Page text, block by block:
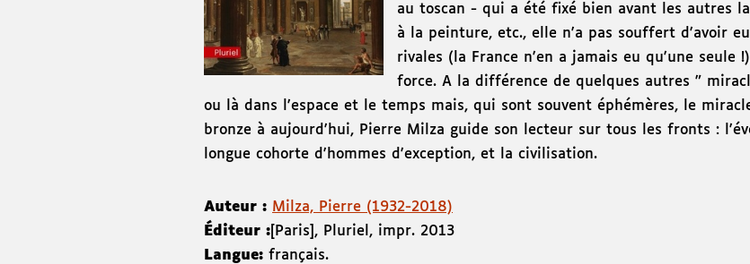
au toscan - qui a été fixé bien avant les autres
à la peinture, etc., elle n'a pas souffert d'avoir
rivales (la France n'en a jamais eu qu'une seule
force. A la différence de quelques autres "
ou là dans l'espace et le temps mais, qui sont souvent éphémères, le
bronze à aujourd'hui, Pierre Milza guide son lecteur sur tous les fronts :
longue cohorte d'hommes d'exception, et la civilisation.
Auteur : Milza, Pierre (1932-2018)
Éditeur : [Paris] , Pluriel , impr. 2013
Langue: français.